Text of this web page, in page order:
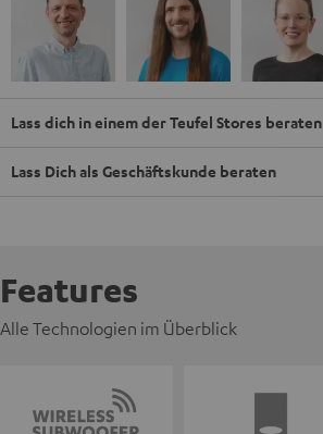
Lass dich in einem der Teufel Stores beraten
Lass Dich als Geschäftskunde beraten
Features
Alle Technologien im Überblick